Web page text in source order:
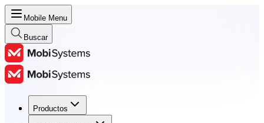
Mobile Menu
Buscar
Productos
Productos